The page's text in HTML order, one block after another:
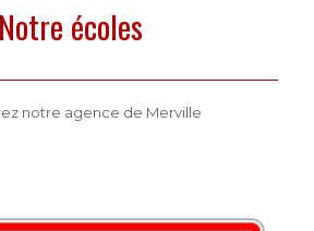
Notre écoles
notre agence de Merville